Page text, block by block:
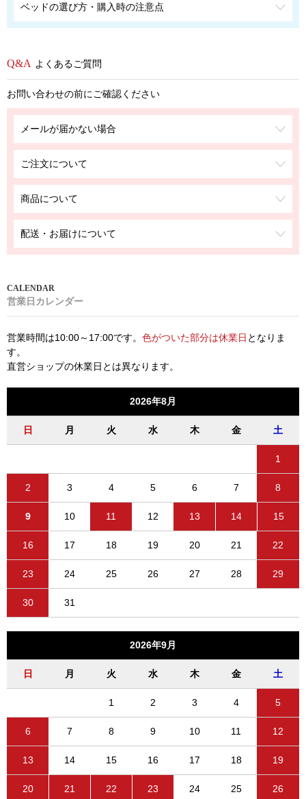
ベッドの選び方・購入時の注意点
よくあるご質問
お問い合わせの前にご確認ください
メールが届かない場合
ご注文について
商品について
配送・お届けについて
営業日カレンダー
営業時間は10:00～17:00です。 色がついた部分は休業日 となりま
す。
直営ショップの休業日とは異なります。
2026年8月
日 月 火 水 木 金 土
1
2 3 4 5 6 7 8
9 10 11 12 13 14 15
16 17 18 19 20 21 22
23 24 25 26 27 28 29
30 31
2026年9月
日 月 火 水 木 金 土
1 2 3 4 5
6 7 8 9 10 11 12
13 14 15 16 17 18 19
20 21 22 23 24 25 26